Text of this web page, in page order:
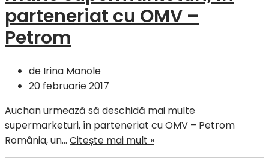
parteneriat cu OMV –
Petrom
de Irina Manole
20 februarie 2017
Auchan urmează să deschidă mai multe
supermarketuri, în parteneriat cu OMV – Petrom
România, un… Citește mai mult »Auchan
va